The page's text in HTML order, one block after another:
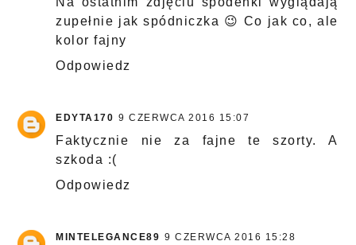
zupełnie jak spódniczka 😉 Co jak co, ale
kolor fajny
Odpowiedz
EDYTA170 9 CZERWCA 2016 15:07
Faktycznie nie za fajne te szorty. A
szkoda :(
Odpowiedz
MINTELEGANCE89 9 CZERWCA 2016 15:28